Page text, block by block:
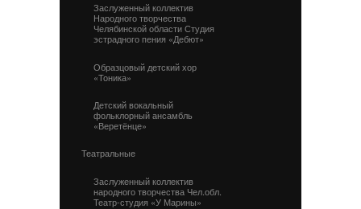
Заслуженный коллектив
Народного творчества
Челябинской области Студия
эстрадного пения «Дебют»
Образцовый детский хор
«Тоника»
Детский вокальный
фольклорный ансамбль
«Веретёнце»
Театральные
Заслуженный коллектив
народного творчества Чел.обл.
Театр-студия «У Марины»